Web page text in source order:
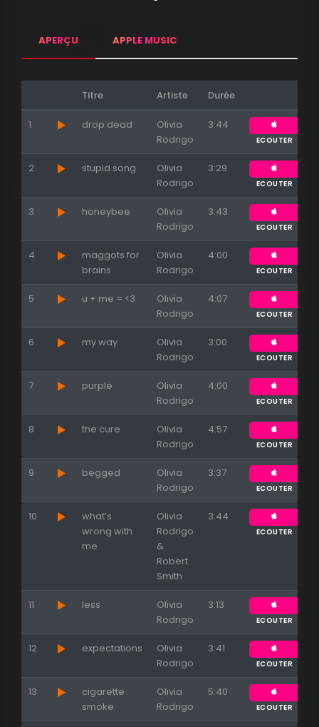
Appuyez sur ENTREE pour valider...
APERÇU APPLE MUSIC
Titre Artiste Durée
1 drop dead
Olivia
Rodrigo
3:44
ECOUTER
2 stupid song
Olivia
Rodrigo
3:29
ECOUTER
3 honeybee
Olivia
Rodrigo
3:43
ECOUTER
4
maggots for
brains
Olivia
Rodrigo
4:00
ECOUTER
5 u + me = <3
Olivia
Rodrigo
4:07
ECOUTER
6 my way
Olivia
Rodrigo
3:00
ECOUTER
7 purple
Olivia
Rodrigo
4:00
ECOUTER
8 the cure
Olivia
Rodrigo
4:57
ECOUTER
9 begged
Olivia
Rodrigo
3:37
ECOUTER
10
what’s
wrong with
me
Olivia
Rodrigo
&
Robert
Smith
3:44
ECOUTER
11 less
Olivia
Rodrigo
3:13
ECOUTER
12 expectations
Olivia
Rodrigo
3:41
ECOUTER
13
cigarette
smoke
Olivia
Rodrigo
5:40
ECOUTER